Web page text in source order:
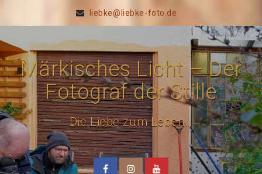
liebke@liebke-foto.de
Märkisches Licht – Der
Fotograf der Stille
Die Liebe zum Leben…